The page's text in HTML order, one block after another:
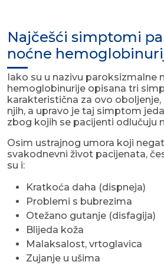
Najčešći simptomi
noćne
Iako su u nazivu paroksizmalne
hemoglobinurije opisana tri
karakteristična za ovo oboljenje,
njih, a upravo je taj simptom
zbog kojih se pacijenti odlučuju
Osim ustrajnog umora koji
svakodnevni život pacijenata,
su i:
Kratkoća daha (dispneja)
Problemi s bubrezima
Otežano gutanje (disfagija)
Blijeda koža
Malaksalost, vrtoglavica
Zujanje u ušima